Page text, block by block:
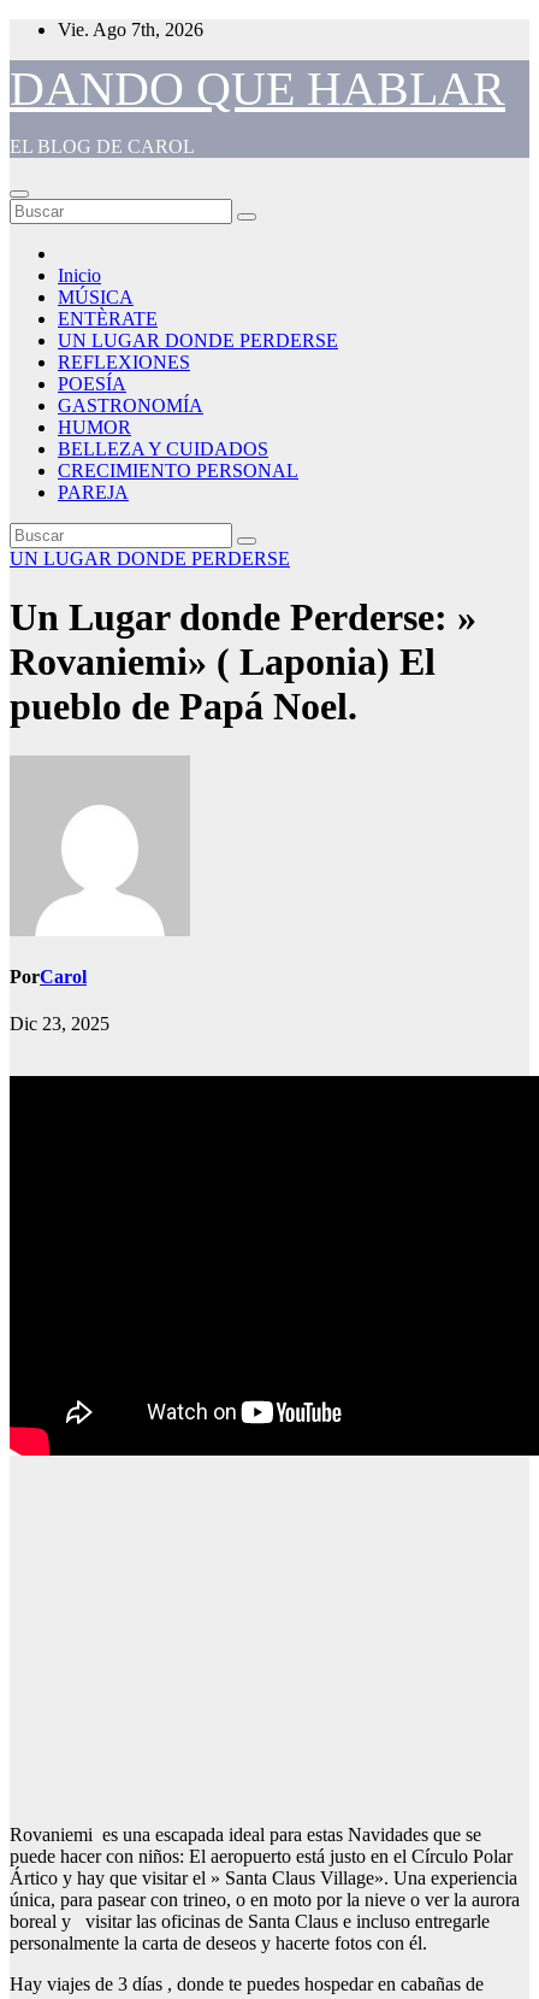
Saltar
contenido
Vie. Ago 7th, 2026
DANDO QUE HABLAR
EL BLOG DE CAROL
Inicio
MÚSICA
ENTÈRATE
UN LUGAR DONDE PERDERSE
REFLEXIONES
POESÍA
GASTRONOMÍA
HUMOR
BELLEZA Y CUIDADOS
CRECIMIENTO PERSONAL
PAREJA
UN LUGAR DONDE PERDERSE
Un Lugar donde Perderse: »
Rovaniemi» ( Laponia) El
pueblo de Papá Noel.
PorCarol
Dic 23, 2025
Rovaniemi es una escapada ideal para estas Navidades que se
puede hacer con niños: El aeropuerto está justo en el Círculo Polar
Ártico y hay que visitar el » Santa Claus Village». Una experiencia
única, para pasear con trineo, o en moto por la nieve o ver la aurora
boreal y visitar las oficinas de Santa Claus e incluso entregarle
personalmente la carta de deseos y hacerte fotos con él.
Hay viajes de 3 días , donde te puedes hospedar en cabañas de